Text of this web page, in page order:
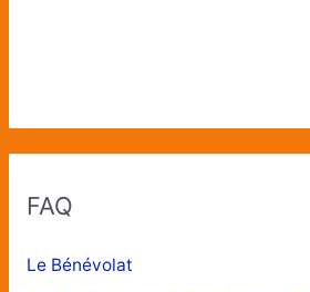
FAQ
Le Bénévolat